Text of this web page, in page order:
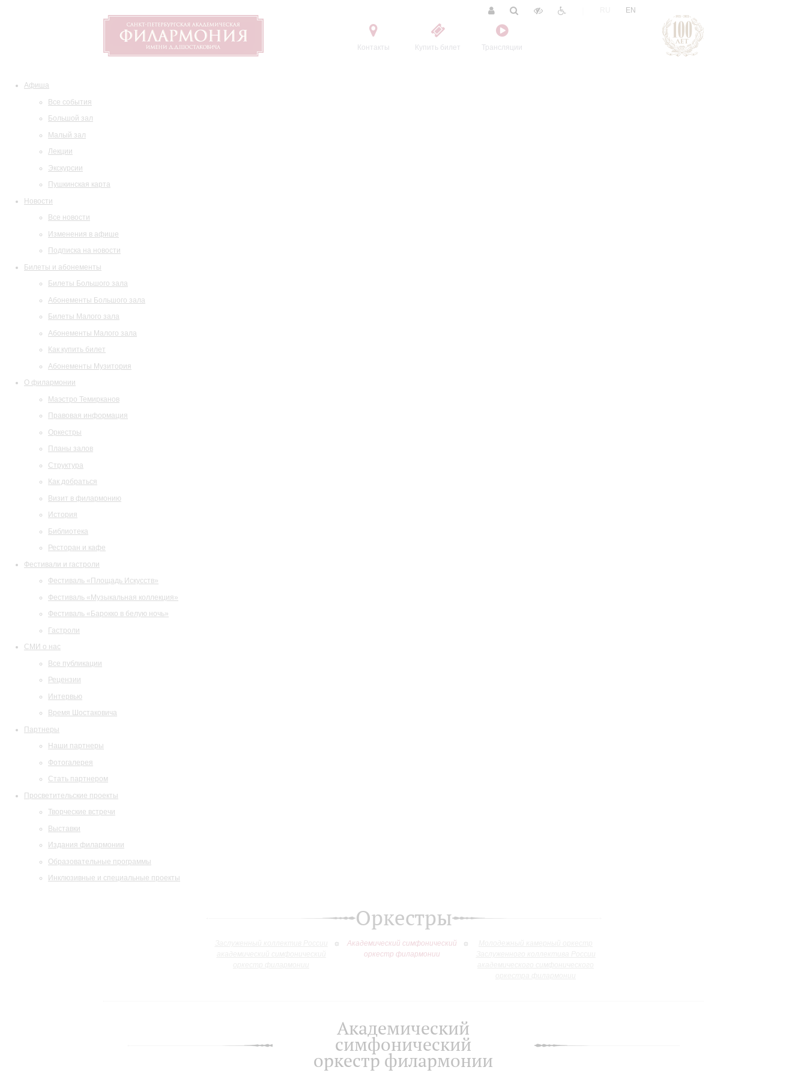
Контакты Купить билет Трансляции
EN
Афиша
Все события
Большой зал
Малый зал
Лекции
Экскурсии
Пушкинская карта
Новости
Все новости
Изменения в афише
Подписка на новости
Билеты и абонементы
Билеты Большого зала
Абонементы Большого зала
Билеты Малого зала
Абонементы Малого зала
Как купить билет
Абонементы Музитория
О филармонии
Маэстро Темирканов
Правовая информация
Оркестры
Планы залов
Структура
Как добраться
Визит в филармонию
История
Библиотека
Ресторан и кафе
Фестивали и гастроли
Фестиваль «Площадь Искусств»
Фестиваль «Музыкальная коллекция»
Фестиваль «Барокко в белую ночь»
Гастроли
СМИ о нас
Все публикации
Рецензии
Интервью
Время Шостаковича
Партнеры
Наши партнеры
Фотогалерея
Стать партнером
Просветительские проекты
Творческие встречи
Выставки
Издания филармонии
Образовательные программы
Инклюзивные и специальные проекты
Оркестры
Академический симфонический
оркестр филармонии
Академический
симфонический
оркестр филармонии